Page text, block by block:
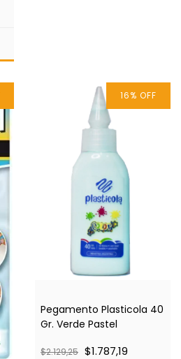
16% OFF
Pegamento Plasticola 40
Gr. Verde Pastel
$2.129,25 $1.787,19